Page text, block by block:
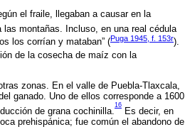
el fraile, llegaban a causar en la
montañas. Incluso, en una real cédula
los corrían y mataban” (Puga 1945, f. 153r).
de la cosecha de maíz con la
zonas. En el valle de Puebla-Tlaxcala,
ganado. Uno de ellos corresponde a 1600
de grana cochinilla.
16
Es decir, en
prehispánica; fue común el abandono de